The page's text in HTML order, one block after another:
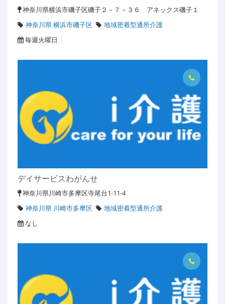
神奈川県横浜市磯子区磯子２－７－３６ アネックス磯子１
神奈川県 横浜市磯子区
地域密着型通所介護
毎週火曜日
デイサービスわがんせ
神奈川県川崎市多摩区寺尾台1-11-4
神奈川県 川崎市多摩区
地域密着型通所介護
なし